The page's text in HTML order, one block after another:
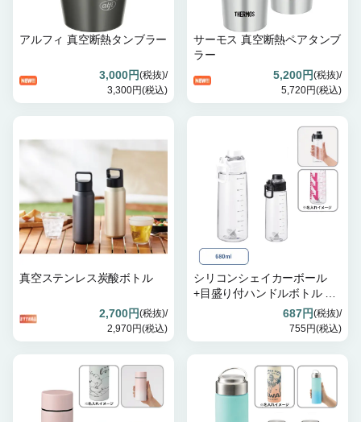
アルフィ 真空断熱タンブラー
3,000円(税抜)/
3,300円(税込)
サーモス 真空断熱ペアタンブ
ラー
5,200円(税抜)/
5,720円(税込)
真空ステンレス炭酸ボトル
2,700円(税抜)/
2,970円(税込)
シリコンシェイカーボール
+目盛り付ハンドルボトル セ
687円(税抜)/
755円(税込)